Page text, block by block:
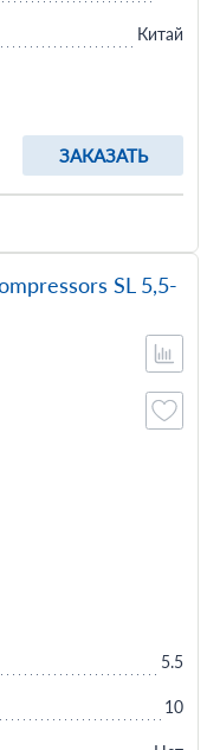
ЗАКАЗАТЬ
Китай
SL 5,5-
5.5
10